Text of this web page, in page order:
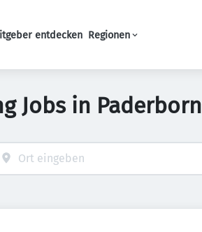
Navigation
entdecken Regionen
Jobs in Paderborn